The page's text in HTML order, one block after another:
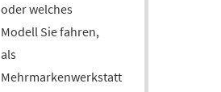
oder welches
Modell Sie fahren,
als
Mehrmarkenwerkstatt